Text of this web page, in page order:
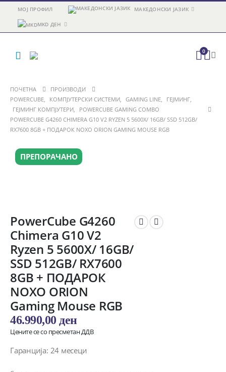
МОЈ ПРОФИЛ МАКЕДОНСКИ ЈАЗИК
MKD ДЕН
0
ПОЧЕТНА
ПРОИЗВОДИ
POWERCUBE, КОМПЈУТЕРСКИ СИСТЕМИ, GAMING LINE, ГЕЈМИНГ,
ГЕЈМИНГ КОМПЈУТЕРИ,
POWERCUBE GAMING COMBO
POWERCUBE G4260 CHIMERA G10 V2 RYZEN 5 5600X/ 16GB/ SSD 512GB/
RX7600 8GB + ПОДАРОК NOXO ORION GAMING MOUSE RGB
ПРЕПОРАЧАНО
PowerCube G4260
Chimera G10 V2
Ryzen 5 5600X/ 16GB/
SSD 512GB/ RX7600
8GB + ПОДАРОК
NOXO ORION
Gaming Mouse RGB
46.990,00 ден
Цените се со пресметан ДДВ
Гаранција: 24 месеци